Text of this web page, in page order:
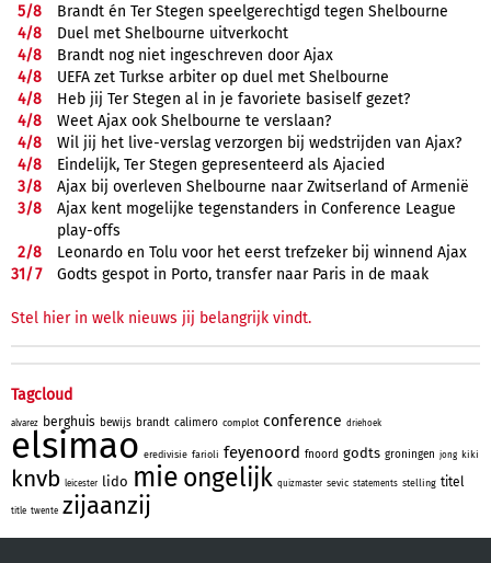
5/8
Brandt én Ter Stegen speelgerechtigd tegen Shelbourne
4/8
Duel met Shelbourne uitverkocht
4/8
Brandt nog niet ingeschreven door Ajax
4/8
UEFA zet Turkse arbiter op duel met Shelbourne
4/8
Heb jij Ter Stegen al in je favoriete basiself gezet?
4/8
Weet Ajax ook Shelbourne te verslaan?
4/8
Wil jij het live-verslag verzorgen bij wedstrijden van Ajax?
4/8
Eindelijk, Ter Stegen gepresenteerd als Ajacied
3/8
Ajax bij overleven Shelbourne naar Zwitserland of Armenië
3/8
Ajax kent mogelijke tegenstanders in Conference League
play-offs
2/8
Leonardo en Tolu voor het eerst trefzeker bij winnend Ajax
31/7 Godts gespot in Porto, transfer naar Paris in de maak
Stel hier in welk nieuws jij belangrijk vindt.
Tagcloud
alvarez berghuis bewijs brandt calimero complot conference driehoek
elsimao eredivisie farioli feyenoord fnoord godts groningen jong kiki
knvb leicester lido mie ongelijk quizmaster sevic statements stelling titel
title twente zijaanzij